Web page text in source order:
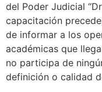
del Poder Judicial
capacitación
de informar a los
académicas que
no participa de
definición o calidad